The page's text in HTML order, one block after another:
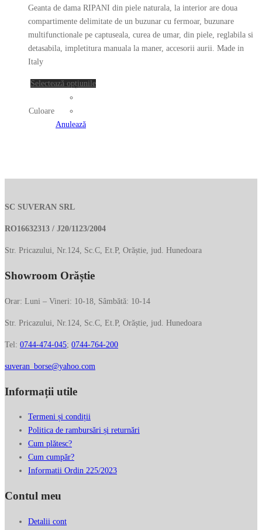
pot
fi
alese
în
a
fost:
967.00 lei.
este:
549.00 lei.
Geanta de dama RIPANI din piele naturala, la interior are doua
compartimente delimitate de un buzunar cu fermoar, buzunare
multifunctionale pe captuseala, curea de umar, din piele, reglabila si
detasabila, impletitura manuala la maner, accesorii aurii. Made in
Italy
Selectează opțiunileAcest
pot
pagina
Culoare
Anulează
SC SUVERAN SRL
RO16632313 / J20/1123/2004
Str. Pricazului, Nr.124, Sc.C, Et.P, Orăștie, jud. Hunedoara
Showroom Orăștie
Orar: Luni – Vineri: 10-18, Sâmbătă: 10-14
Str. Pricazului, Nr.124, Sc.C, Et.P, Orăștie, jud. Hunedoara
Tel: 0744-474-045; 0744-764-200
suveran_borse@yahoo.com
Informații utile
Termeni și condiții
Politica de rambursări și returnări
Cum plătesc?
Cum cumpăr?
Informatii Ordin 225/2023
Contul meu
Detalii cont